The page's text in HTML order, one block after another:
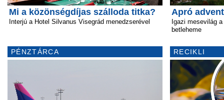
Mi a közönségdíjas szálloda titka?
Interjú a Hotel Silvanus Visegrád menedzserével
PÉNZTÁRCA
Apró
Igazi mesevilág
betleheme
RECIKLI